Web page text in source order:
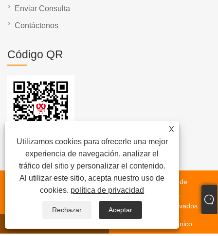
X
Utilizamos cookies para ofrecerle una mejor
experiencia de navegación, analizar el
tráfico del sitio y personalizar el contenido.
Al utilizar este sitio, acepta nuestro uso de
cookies. política de privacidad
Rechazar Aceptar
Enviar Consulta
Contáctenos
Código QR
Copyright © 2023 Wuxi Xuetao Group Co., Ltd. - Planta de
mezcla de asfalto, tanque de almacenamiento de betún,
calentador de aceite térmico - Todos los derechos reservados.
Correo electrónico